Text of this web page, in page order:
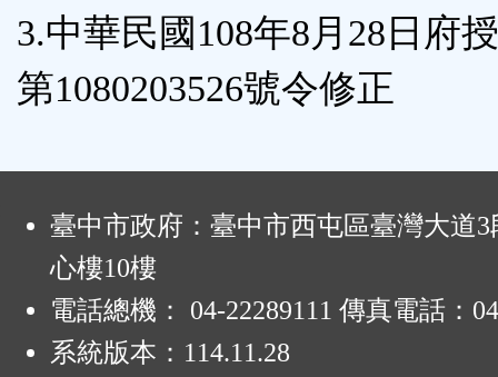
3.中華民國108年8月28日府
第1080203526號令修正
臺中市政府：臺中市西屯區臺灣大道3
心樓10樓
電話總機： 04-22289111 傳真電話：
系統版本： 114.11.28